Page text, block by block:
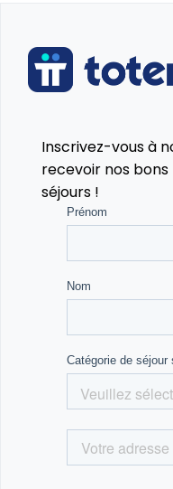
Inscrivez-vous à
recevoir nos
séjours !